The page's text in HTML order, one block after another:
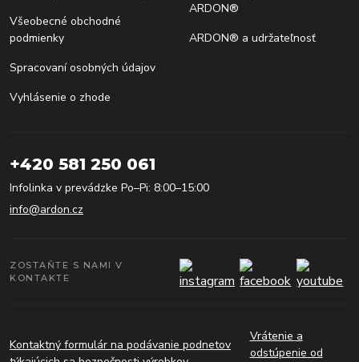
Všeobecné obchodné
podmienky
Spracovaní osobných údajov
Vyhlásenie o zhode
ARDON®
ARDON® a udržateľnosť
+420 581 250 061
Infolinka v prevádzke Po–Pi: 8:00–15:00
info@ardon.cz
ZOSTAŇTE S NAMI V
KONTAKTE
Kontaktný formulár na podávanie podnetov
Vrátenie a
odstúpenie od